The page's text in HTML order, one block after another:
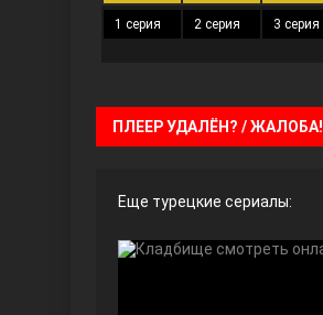
1 серия 2 серия 3 серия
ПЛЕЕР УДАЛЁН? / ЖАЛОБА!
Еще турецкие сериалы: